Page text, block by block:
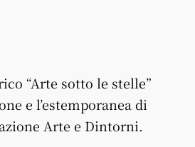
“Arte sotto le stelle”
e l’estemporanea di
Arte e Dintorni.